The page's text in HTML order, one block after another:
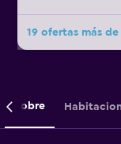
Sobre